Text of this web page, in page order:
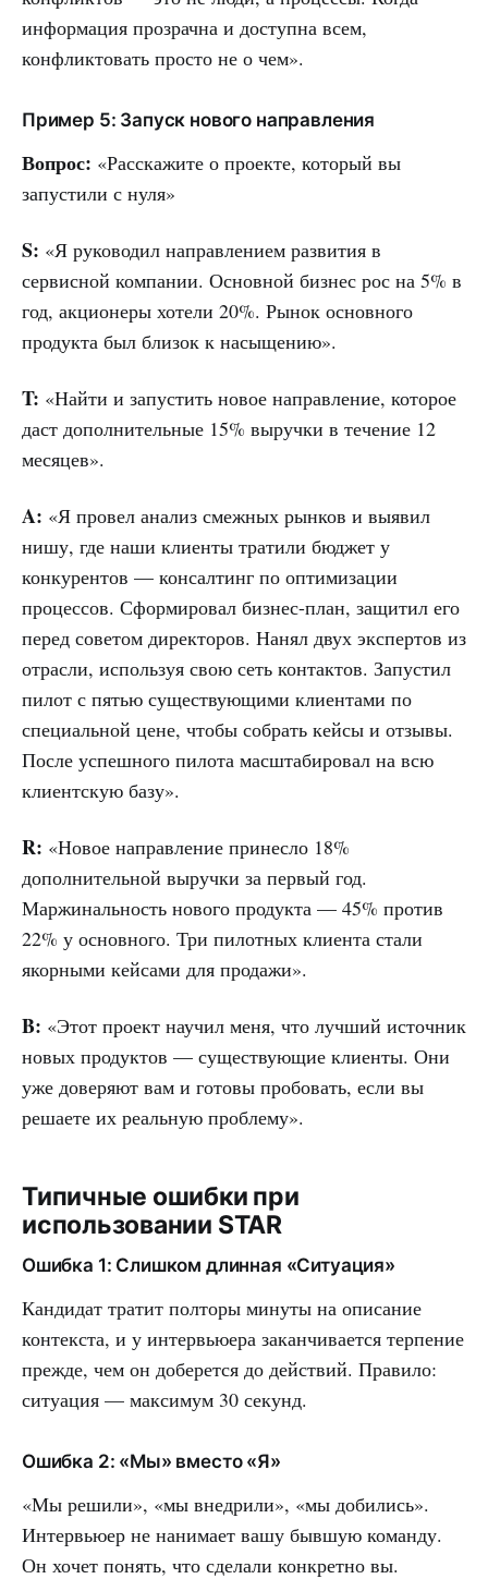
информация прозрачна и доступна всем,
конфликтовать просто не о чем».
Пример 5: Запуск нового направления
Вопрос: «Расскажите о проекте, который вы
запустили с нуля»
S: «Я руководил направлением развития в
сервисной компании. Основной бизнес рос на 5% в
год, акционеры хотели 20%. Рынок основного
продукта был близок к насыщению».
T: «Найти и запустить новое направление, которое
даст дополнительные 15% выручки в течение 12
месяцев».
A: «Я провел анализ смежных рынков и выявил
нишу, где наши клиенты тратили бюджет у
конкурентов — консалтинг по оптимизации
процессов. Сформировал бизнес-план, защитил его
перед советом директоров. Нанял двух экспертов из
отрасли, используя свою сеть контактов. Запустил
пилот с пятью существующими клиентами по
специальной цене, чтобы собрать кейсы и отзывы.
После успешного пилота масштабировал на всю
клиентскую базу».
R: «Новое направление принесло 18%
дополнительной выручки за первый год.
Маржинальность нового продукта — 45% против
22% у основного. Три пилотных клиента стали
якорными кейсами для продажи».
B: «Этот проект научил меня, что лучший источник
новых продуктов — существующие клиенты. Они
уже доверяют вам и готовы пробовать, если вы
решаете их реальную проблему».
Типичные ошибки при
использовании STAR
Ошибка 1: Слишком длинная «Ситуация»
Кандидат тратит полторы минуты на описание
контекста, и у интервьюера заканчивается терпение
прежде, чем он доберется до действий. Правило:
ситуация — максимум 30 секунд.
Ошибка 2: «Мы» вместо «Я»
«Мы решили», «мы внедрили», «мы добились».
Интервьюер не нанимает вашу бывшую команду.
Он хочет понять, что сделали конкретно вы.